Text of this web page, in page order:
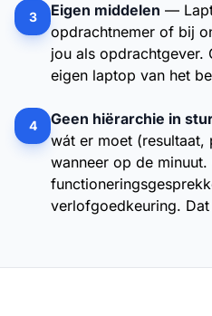
3 Eigen middelen —
opdrachtnemer of bij
jou als opdrachtgever.
eigen laptop van het
4 Geen hiërarchie in
wát er moet (resultaat,
wanneer op de minuut.
verlofgoedkeuring.